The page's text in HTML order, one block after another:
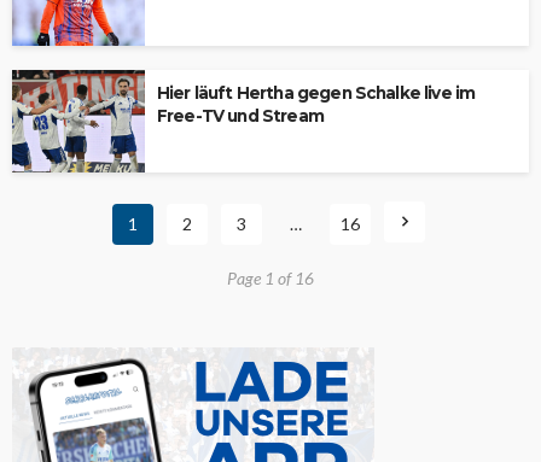
Hier läuft Hertha gegen Schalke live im
Free-TV und Stream
1 2 3 … 16
Page 1 of 16